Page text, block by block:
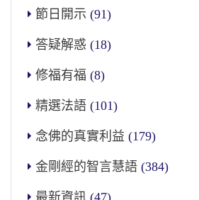
節日開示 (91)
答疑解惑 (18)
修福有福 (8)
精選法語 (101)
念佛的真實利益 (179)
金剛經的智言慧語 (384)